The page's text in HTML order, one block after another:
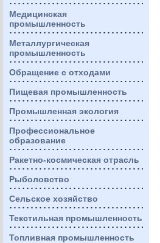
Медицинская
промышленность
Металлургическая
промышленность
Обращение с отходами
Пищевая промышленность
Промышленная экология
Профессиональное
образование
Ракетно-космическая отрасль
Рыболовство
Сельское хозяйство
Текстильная промышленность
Топливная промышленность